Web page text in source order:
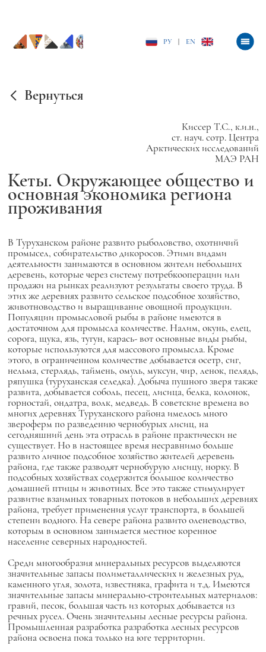
РУ EN
Вернуться
Киссер Т.С., к.и.н.,
ст. науч. сотр. Центра
Арктических исследований
МАЭ РАН
Кеты. Окружающее общество и
основная экономика региона
проживания
В Туруханском районе развито рыболовство, охотничий
промысел, собирательство дикоросов. Этими видами
деятельности занимаются в основном жители небольших
деревень, которые через систему потребкооперации или
продажи на рынках реализуют результаты своего труда. В
этих же деревнях развито сельское подсобное хозяйство,
животноводство и выращивание овощной продукции.
Популяции промысловой рыбы в районе имеются в
достаточном для промысла количестве. Налим, окунь, елец,
сорога, щука, язь, тугун, карась- вот основные виды рыбы,
которые используются для массового промысла. Кроме
этого, в ограниченном количестве добывается осетр, сиг,
нельма, стерлядь, таймень, омуль, муксун, чир, ленок, пелядь,
ряпушка (туруханская селедка). Добыча пушного зверя также
развита, добывается соболь, песец, лисица, белка, колонок,
горностай, ондатра, волк, медведь. В советские времена во
многих деревнях Туруханского района имелось много
звероферм по разведению чернобурых лисиц, на
сегодняшний день эта отрасль в районе практически не
существует. Но в настоящее время несравнимо больше
развито личное подсобное хозяйство жителей деревень
района, где также разводят чернобурую лисицу, норку. В
подсобных хозяйствах содержится большое количество
домашней птицы и животных. Все это также стимулирует
развитие взаимных товарных потоков в небольших деревнях
района, требует применения услуг транспорта, в большей
степени водного. На севере района развито оленеводство,
которым в основном занимается местное коренное
население северных народностей.
Среди многообразия минеральных ресурсов выделяются
значительные запасы полиметаллических и железных руд,
каменного угля, золота, известняка, графита и т.д. Имеются
значительные запасы минерально-строительных материалов:
гравий, песок, большая часть из которых добывается из
речных русел. Очень значительны лесные ресурсы района.
Промышленная разработка разработка лесных ресурсов
района освоена пока только на юге территории.